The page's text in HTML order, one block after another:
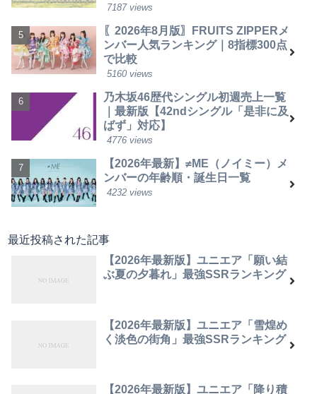
7187 views
〖2026年8月版〗FRUITS ZIPPERメ
ンバー人気ランキング｜8指標300点
で比較
5160 views
乃木坂46歴代シングル初週売上一覧
｜最新版【42ndシングル「是非に及
ばず」対応】
4776 views
【2026年最新】≠ME（ノイミー）メ
ンバーの年齢順・誕生日一覧
4232 views
最近投稿された記事
【2026年最新版】ユニエア「願い結
ぶ夏の夕暮れ」最強SSRランキング
【2026年最新版】ユニエア「雪煌め
く淡色の街角」最強SSRランキング
【2026年最新版】ユニエア「降り積